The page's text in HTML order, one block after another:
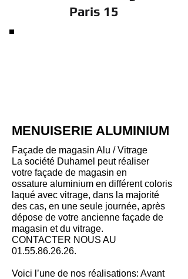
Paris 15
MENUISERIE ALUMINIUM
Façade de magasin Alu / Vitrage
La société Duhamel peut réaliser
votre façade de magasin en
ossature aluminium en différent coloris
laqué avec vitrage, dans la majorité
des cas, en une seule journée, après
dépose de votre ancienne façade de
magasin et du vitrage.
CONTACTER NOUS AU
01.55.86.26.26.
Voici l’une de nos réalisations: Avant